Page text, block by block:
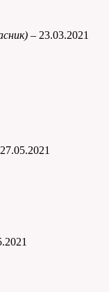
– 23.03.2021
27.05.2021